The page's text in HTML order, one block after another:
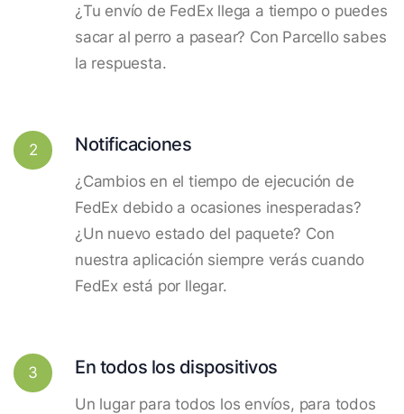
¿Tu envío de FedEx llega a tiempo o puedes
sacar al perro a pasear? Con Parcello sabes
la respuesta.
2 Notificaciones
¿Cambios en el tiempo de ejecución de
FedEx debido a ocasiones inesperadas?
¿Un nuevo estado del paquete? Con
nuestra aplicación siempre verás cuando
FedEx está por llegar.
3 En todos los dispositivos
Un lugar para todos los envíos, para todos